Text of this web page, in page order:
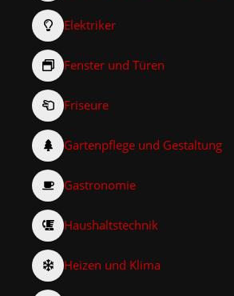
Elektriker
Fenster und Türen
Friseure
Gartenpflege und Gestaltung
Gastronomie
Haushaltstechnik
Heizen und Klima